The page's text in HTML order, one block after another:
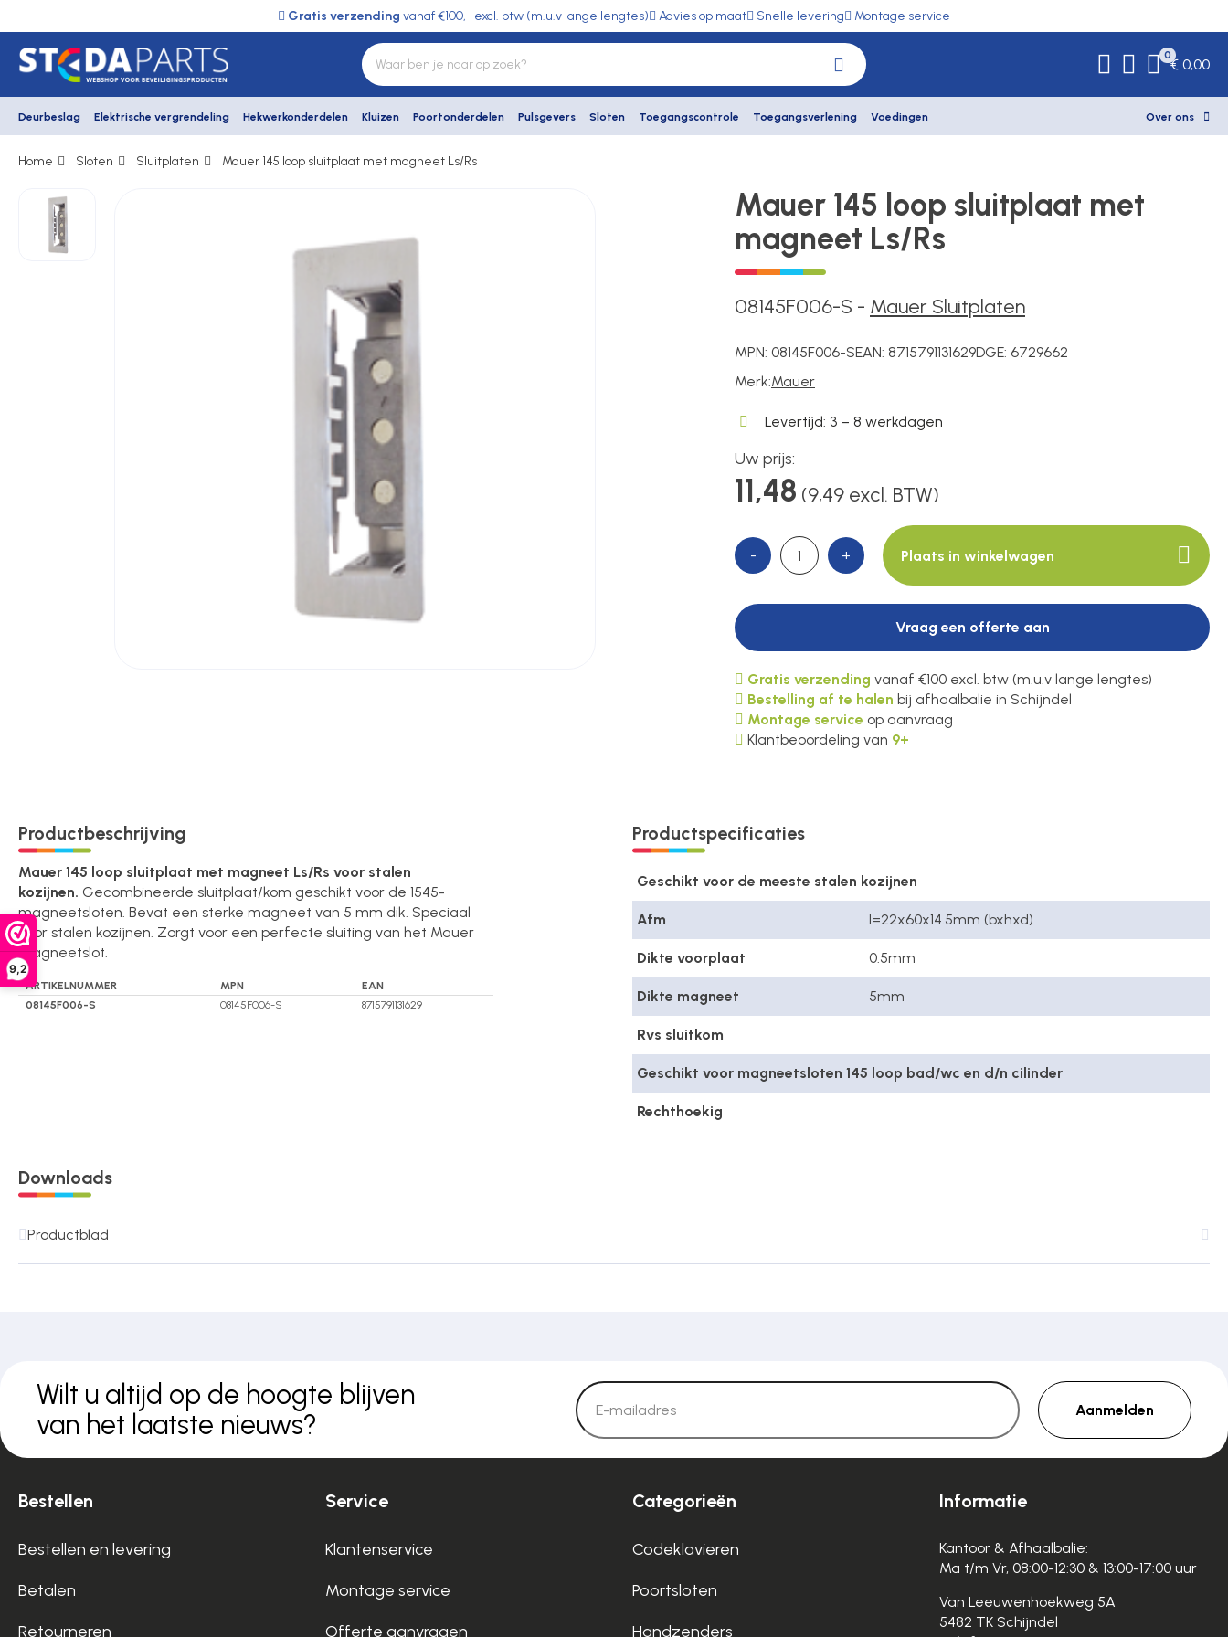
9,2
Gratis verzending vanaf €100,- excl. btw (m.u.v lange lengtes) Advies op maat Snelle levering Montage service
0
€ 0,00
Deurbeslag Elektrische vergrendeling Hekwerkonderdelen Kluizen Poortonderdelen Pulsgevers Sloten Toegangscontrole Toegangsverlening Voedingen Over ons
Deurbeslag
Elektrische vergrendeling
Over ons
Contact
Home Sloten Sluitplaten Mauer 145 loop sluitplaat met magneet Ls/Rs
Mauer 145 loop sluitplaat met
magneet Ls/Rs
08145F006-S - Mauer Sluitplaten
MPN: 08145F006-SEAN: 8715791131629DGE: 6729662
Merk:Mauer
Levertijd: 3 – 8 werkdagen
Uw prijs:
11,48 (9,49 excl. BTW)
- + Plaats in winkelwagen
Vraag een offerte aan
Gratis verzending vanaf €100 excl. btw (m.u.v lange lengtes)
Bestelling af te halen bij afhaalbalie in Schijndel
Montage service op aanvraag
Klantbeoordeling van 9+
Productbeschrijving
Mauer 145 loop sluitplaat met magneet Ls/Rs voor stalen
kozijnen. Gecombineerde sluitplaat/kom geschikt voor de 1545-
magneetsloten. Bevat een sterke magneet van 5 mm dik. Speciaal
voor stalen kozijnen. Zorgt voor een perfecte sluiting van het Mauer
magneetslot.
ARTIKELNUMMER MPN
EAN
08145F006-S
08145F006-S 8715791131629
Productspecificaties
Geschikt voor de meeste stalen kozijnen
Afm l=22x60x14.5mm (bxhxd)
Dikte voorplaat 0.5mm
Dikte magneet 5mm
Rvs sluitkom
Geschikt voor magneetsloten 145 loop bad/wc en d/n cilinder
Rechthoekig
Downloads
Productblad
Wilt u altijd op de hoogte blijven
van het laatste nieuws?
Aanmelden
Bestellen
Bestellen en levering
Betalen
Retourneren
Service
Klantenservice
Montage service
Offerte aanvragen
Categorieën
Codeklavieren
Poortsloten
Handzenders
Informatie
Kantoor & Afhaalbalie:
Ma t/m Vr, 08:00-12:30 & 13:00-17:00 uur
Van Leeuwenhoekweg 5A
5482 TK Schijndel